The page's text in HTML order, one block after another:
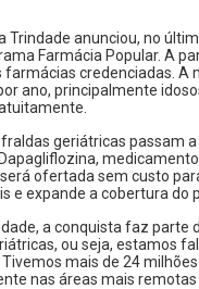
Trindade anunciou, no
Farmácia Popular. A
farmácias credenciadas.
ano, principalmente
geriátricas passam
ofertada sem custo
e expande a cobertura do
a conquista faz parte
ou seja, estamos
mais de 24
nas áreas mais remotas